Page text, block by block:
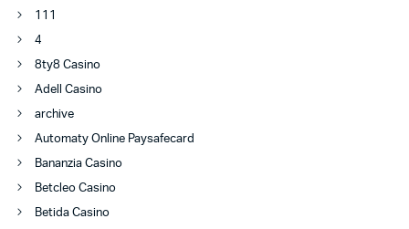
111
4
8ty8 Casino
Adell Casino
archive
Automaty Online Paysafecard
Bananzia Casino
Betcleo Casino
Betida Casino